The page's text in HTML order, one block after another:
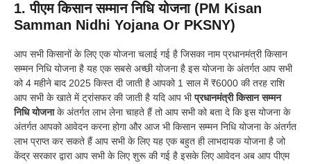
1. पीएम किसान सम्मान निधि योजना (PM Kisan
Samman Nidhi Yojana Or PKSNY)
आप सभी किसानों के लिए एक योजना चलाई गई है जिसका नाम प्रधानमंत्री किसान
सम्मन निधि योजना है यह एक सबसे अच्छी योजना है इस योजना के अंतर्गत आप सभी
को 4 महीने बाद 2025 किस्त दी जाती है आपको 1 साल में ₹6000 की तरह राशि
आप सभी के खाते में ट्रांसफर की जाती है यदि आप भीप्रधानमंत्री किसान सम्मन
निधि योजनाके अंतर्गत लाभ लेना चाहते हैं तो आप सभी को बता दे कि इस योजना के
अंतर्गत आपको आवेदन करना होगा और आज भी किसान सम्मन निधि योजना के अंतर्गत
लाभ प्राप्त कर सकते हैं आप सभी के लिए यह एक बहुत ही लाभदायक योजना है जो
केंद्र सरकार द्वारा आप सभी के लिए शुरू की गई है इसके लिए आवेदन अब आप पीएम